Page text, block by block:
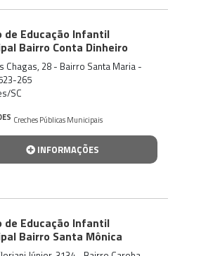
de Educação Infantil
Bairro Conta Dinheiro
Chagas, 28 - Bairro Santa Maria -
265
SC
Creches Públicas Municipais
INFORMAÇÕES
de Educação Infantil
Bairro Santa Mônica